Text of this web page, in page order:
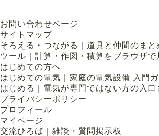
お問い合わせページ
サイトマップ
そろえる・つながる｜道具と仲間のまと
ツール｜計算・作図・積算をブラウザで
はじめての方へ
はじめての電気｜家庭の電気設備 入門
はじめる｜電気が専門ではない方の入口
プライバシーポリシー
プロフィール
マイページ
交流ひろば｜雑談・質問掲示板